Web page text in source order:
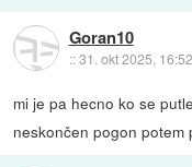
Goran10
::31. okt 2025, 16:52
mi je pa hecno ko se
neskončen pogon potem